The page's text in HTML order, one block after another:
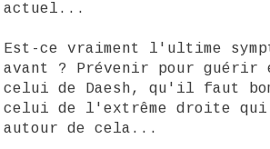
actuel...
Est-ce vraiment l'ultime
avant ? Prévenir pour guérir
celui de Daesh, qu'il faut
celui de l'extrême droite
autour de cela...